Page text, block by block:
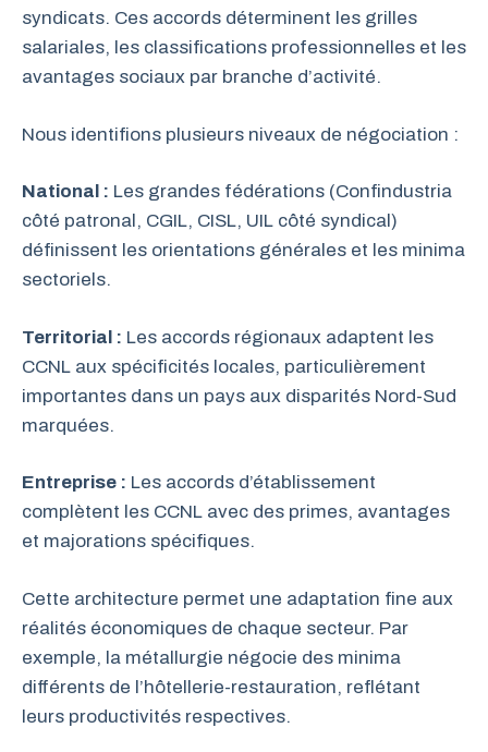
syndicats. Ces accords déterminent les grilles
salariales, les classifications professionnelles et les
avantages sociaux par branche d’activité.
Nous identifions plusieurs niveaux de négociation :
National : Les grandes fédérations (Confindustria
côté patronal, CGIL, CISL, UIL côté syndical)
définissent les orientations générales et les minima
sectoriels.
Territorial : Les accords régionaux adaptent les
CCNL aux spécificités locales, particulièrement
importantes dans un pays aux disparités Nord-Sud
marquées.
Entreprise : Les accords d’établissement
complètent les CCNL avec des primes, avantages
et majorations spécifiques.
Cette architecture permet une adaptation fine aux
réalités économiques de chaque secteur. Par
exemple, la métallurgie négocie des minima
différents de l’hôtellerie-restauration, reflétant
leurs productivités respectives.